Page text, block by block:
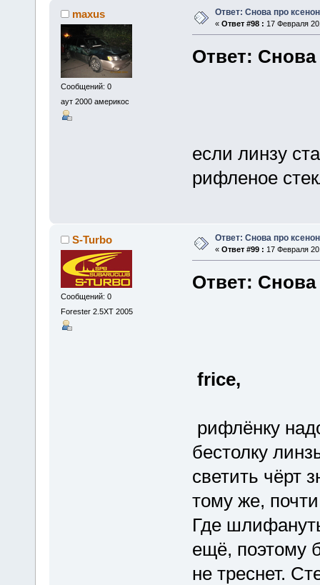
maxus
Сообщений: 0
аут 2000 америкос
Ответ: Снова про ксенон
« Ответ #98 : 17 Февраля
Ответ: Снова
если линзу
рифленое
S-Turbo
Сообщений: 0
Forester 2.5XT 2005
Ответ: Снова про ксенон
« Ответ #99 : 17 Февраля
Ответ: Снова
frice,
рифлёнку
бестолку
светить чёрт
тому же,
Где
ещё, поэтому
не треснет.